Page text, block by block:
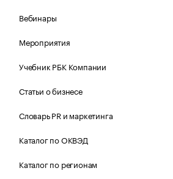
Вебинары
Мероприятия
Учебник РБК Компании
Статьи о бизнесе
Словарь PR и маркетинга
Каталог по ОКВЭД
Каталог по регионам